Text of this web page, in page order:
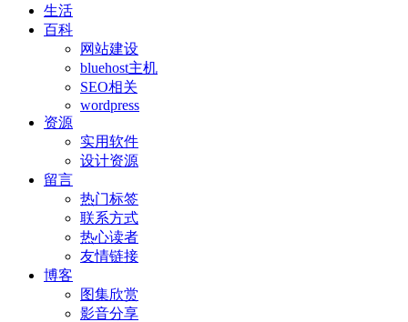
生活
百科
网站建设
bluehost主机
SEO相关
wordpress
资源
实用软件
设计资源
留言
热门标签
联系方式
热心读者
友情链接
博客
图集欣赏
影音分享